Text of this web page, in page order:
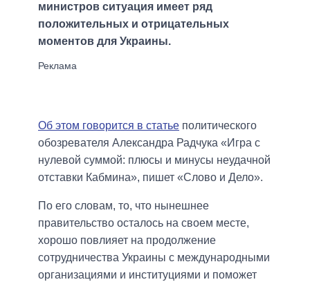
министров ситуация имеет ряд
положительных и отрицательных
моментов для Украины.
Об этом говорится в статье политического
обозревателя Александра Радчука «Игра с
нулевой суммой: плюсы и минусы неудачной
отставки Кабмина», пишет «Слово и Дело».
По его словам, то, что нынешнее
правительство осталось на своем месте,
хорошо повлияет на продолжение
сотрудничества Украины с международными
организациями и институциями и поможет